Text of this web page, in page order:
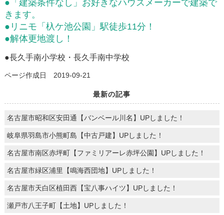
●「建築条件なし」お好きなハウスメーカーで建築で
きます。
●リニモ「杁ケ池公園」駅徒歩11分！
●解体更地渡し！
●長久手南小学校・長久手南中学校
ページ作成日 2019-09-21
最新の記事
名古屋市昭和区安田通【バンベール川名】UPしました！
岐阜県羽島市小熊町島【中古戸建】UPしました！
名古屋市南区赤坪町【ファミリアーレ赤坪公園】UPしました！
名古屋市緑区浦里【鳴海西団地】UPしました！
名古屋市天白区植田西【宝八事ハイツ】UPしました！
瀬戸市八王子町【土地】UPしました！